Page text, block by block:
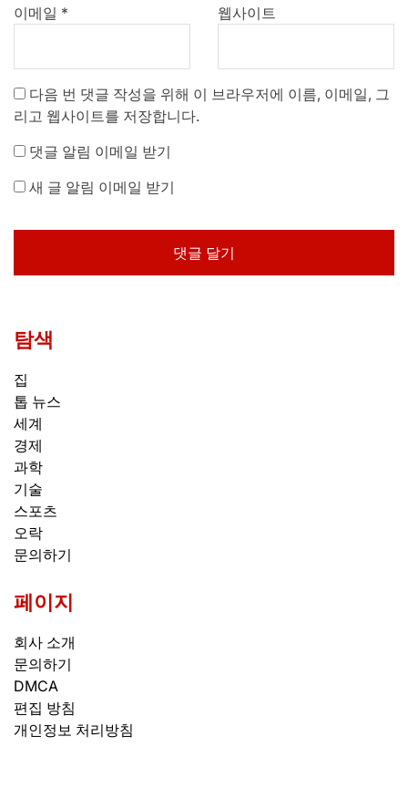
이메일 * 웹사이트
다음 번 댓글 작성을 위해 이 브라우저에 이름, 이메일, 그
리고 웹사이트를 저장합니다.
댓글 알림 이메일 받기
새 글 알림 이메일 받기
탐색
집
톱 뉴스
세계
경제
과학
기술
스포츠
오락
문의하기
페이지
회사 소개
문의하기
DMCA
편집 방침
개인정보 처리방침